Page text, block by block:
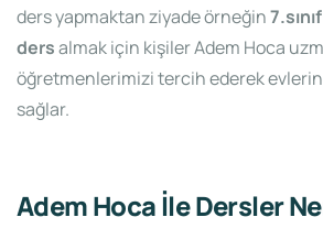
ders yapmaktan ziyade örneğin
dersalmak için kişiler Adem Hoca
öğretmenlerimizi tercih ederek
sağlar.
Adem Hoca İle Dersler